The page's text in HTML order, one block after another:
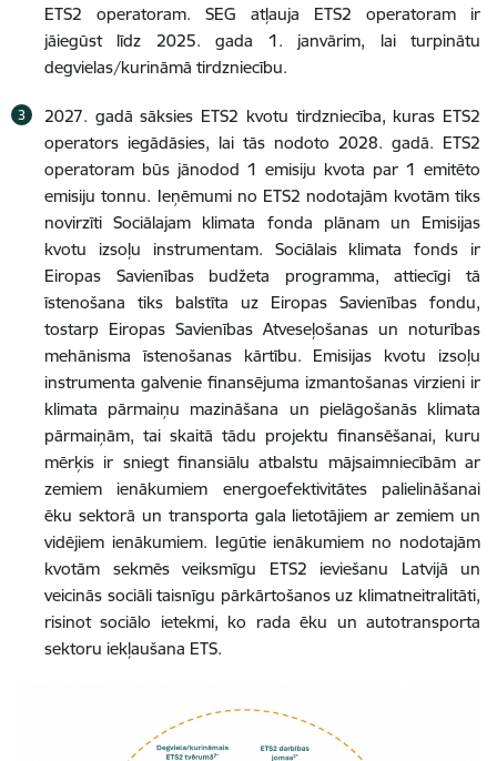
ETS2 operatoram. SEG atļauja ETS2 operatoram ir
jāiegūst līdz 2025. gada 1. janvārim, lai turpinātu
degvielas/kurināmā tirdzniecību.
2027. gadā sāksies ETS2 kvotu tirdzniecība, kuras ETS2
operators iegādāsies, lai tās nodoto 2028. gadā. ETS2
operatoram būs jānodod 1 emisiju kvota par 1 emitēto
emisiju tonnu. Ieņēmumi no ETS2 nodotajām kvotām tiks
novirzīti Sociālajam klimata fonda plānam un Emisijas
kvotu izsoļu instrumentam. Sociālais klimata fonds ir
Eiropas Savienības budžeta programma, attiecīgi tā
īstenošana tiks balstīta uz Eiropas Savienības fondu,
tostarp Eiropas Savienības Atveseļošanas un noturības
mehānisma īstenošanas kārtību. Emisijas kvotu izsoļu
instrumenta galvenie finansējuma izmantošanas virzieni ir
klimata pārmaiņu mazināšana un pielāgošanās klimata
pārmaiņām, tai skaitā tādu projektu finansēšanai, kuru
mērķis ir sniegt finansiālu atbalstu mājsaimniecībām ar
zemiem ienākumiem energoefektivitātes palielināšanai
ēku sektorā un transporta gala lietotājiem ar zemiem un
vidējiem ienākumiem. Iegūtie ienākumiem no nodotajām
kvotām sekmēs veiksmīgu ETS2 ieviešanu Latvijā un
veicinās sociāli taisnīgu pārkārtošanos uz klimatneitralitāti,
risinot sociālo ietekmi, ko rada ēku un autotransporta
sektoru iekļaušana ETS.